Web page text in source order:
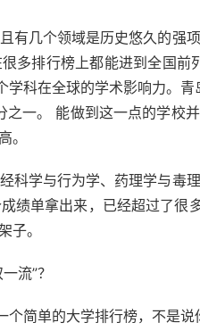
有几个领域是历史悠久的强
多排行榜上都能进到全国前
学科在全球的学术影响力。
一。 能做到这一点的学校
。
科学与行为学、药理学与毒
绩单拿出来，已经超过了很
子。
流”？
个简单的大学排行榜，不是